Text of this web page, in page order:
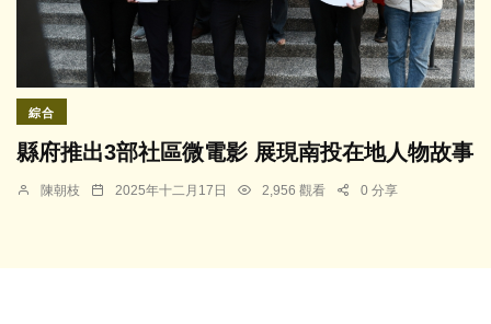
綜合
縣府推出3部社區微電影 展現南投在地人物故事
陳朝枝 2025年十二月17日 2,956 觀看 0 分享